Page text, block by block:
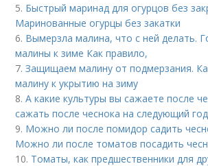
5. Быстрый маринад для огурцов без
Маринованные огурцы без закатки
6. Вымерзла малина, что с ней делать.
малины к зиме Как правило,
7.Защищаем малину от подмерзания.
малину к укрытию на зиму
8.А какие культуры вы сажаете после
сажать после чеснока на следующий год
9. Можно ли после помидор садить
Можно ли после томатов посадить
10. Томаты, как предшественники для